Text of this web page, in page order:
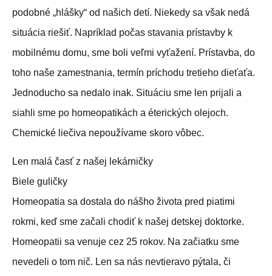
podobné „hlášky“ od našich detí. Niekedy sa však nedá
situácia riešiť. Napríklad počas stavania prístavby k
mobilnému domu, sme boli veľmi vyťažení. Prístavba, do
toho naše zamestnania, termín príchodu tretieho dieťaťa.
Jednoducho sa nedalo inak. Situáciu sme len prijali a
siahli sme po homeopatikách a éterických olejoch.
Chemické liečiva nepoužívame skoro vôbec.
Len malá časť z našej lekárničky
Biele guličky
Homeopatia sa dostala do nášho života pred piatimi
rokmi, keď sme začali chodiť k našej detskej doktorke.
Homeopatii sa venuje cez 25 rokov. Na začiatku sme
nevedeli o tom nič. Len sa nás nevtieravo pýtala, či